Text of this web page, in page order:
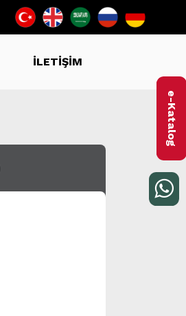
İLETİŞİM
e-Katalog